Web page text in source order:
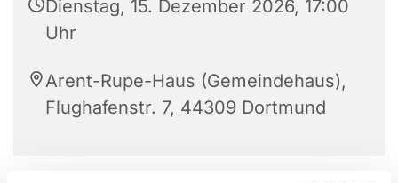
Dienstag, 15. Dezember 2026, 17:00
Uhr
Arent-Rupe-Haus (Gemeindehaus),
Flughafenstr. 7, 44309 Dortmund